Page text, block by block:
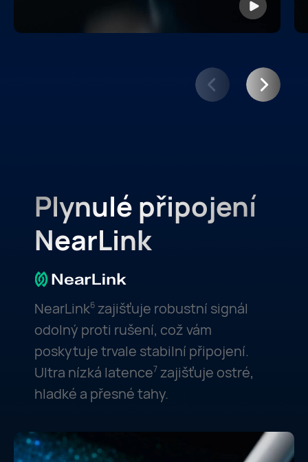
Plynulé připojení
NearLink
NearLink6zajišťuje robustní signál
odolný proti rušení, což vám
poskytuje trvale stabilní připojení.
Ultra nízká latence7zajišťuje ostré,
hladké a přesné tahy.